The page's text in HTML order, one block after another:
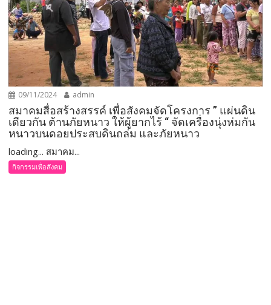
09/11/2024 admin
สมาคมสื่อสร้างสรรค์ เพื่อสังคมจัดโครงการ ” แผ่นดิน
เดียวกัน ต้านภัยหนาว ให้ผู้ยากไร้ “ จัดเครื่องนุ่งห่มกัน
หนาวบนดอยประสบดินถล่ม และภัยหนาว
loading... สมาคม...
กิจกรรมเพื่อสังคม